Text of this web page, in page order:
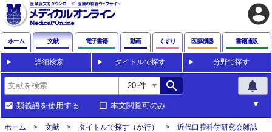
account_circle
ホーム 文献 電子書籍 動画 くすり 医療機器 書籍通販
詳細検索 タイトルで探す 分野で探す
search notifications
類義語を使用する 本文閲覧可のみ
ホーム 文献 タイトルで探す（か行）
近代口腔科学研究会雑誌